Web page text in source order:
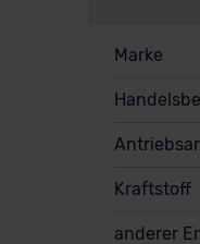
Marke
Kraftstoff
anderer